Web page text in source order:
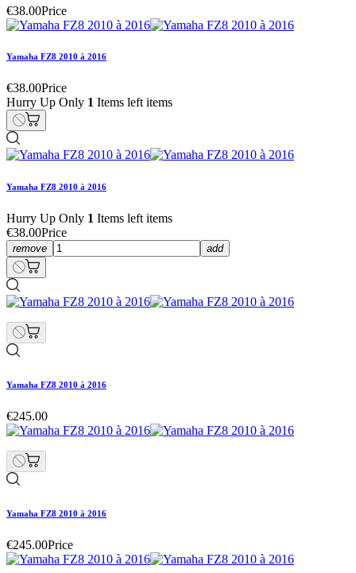
€38.00Price
Yamaha FZ8 2010 à 2016
€38.00Price
Hurry Up Only 1 Items left items
Yamaha FZ8 2010 à 2016
Hurry Up Only 1 Items left items
€38.00Price
remove add
Yamaha FZ8 2010 à 2016
€245.00
Yamaha FZ8 2010 à 2016
€245.00Price